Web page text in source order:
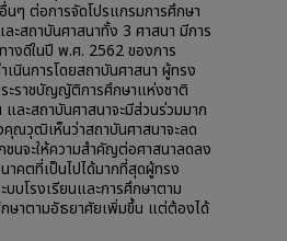
ๆ ต่อการจัดโปรแกรมการศึกษา
ะสถาบันศาสนาทั้ง 3 ศาสนา มีการ
งดีในปี พ.ศ. 2562 ของการ
นินการโดยสถาบันศาสนา ผู้ทรง
ะราชบัญญัติการศึกษาแห่งชาติ
ละสถาบันศาสนาจะมีส่วนร่วมมาก
ณวุฒิเห็นว่าสถาบันศาสนาจะลด
ชนจะให้ความสำคัญต่อศาสนาลดลง
าคตที่เป็นไปได้มากที่สุดผู้ทรง
บโรงเรียนและการศึกษาตาม
ษาตามอัธยาศัยเพิ่มขึ้น แต่ต้องได้